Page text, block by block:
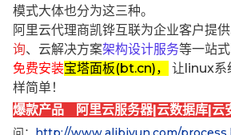
模式大体也分为这三种。
阿里云代理商凯铧互联为企业客户提
询、云解决方案架构设计服务等一站式
免费安装宝塔面板(bt.cn)，
让linux
样简单！
爆款产品 阿里云服务器|云数据库|云